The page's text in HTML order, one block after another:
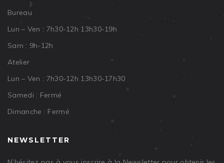
Bureau
Lun – Ven : 7h30-12h 13h30-19h
Sam : 9h-12h
Atelier
Lun – Ven : 7h30-12h 13h30-17h30
Samedi : Fermé
Dimanche : Fermé
NEWSLETTER